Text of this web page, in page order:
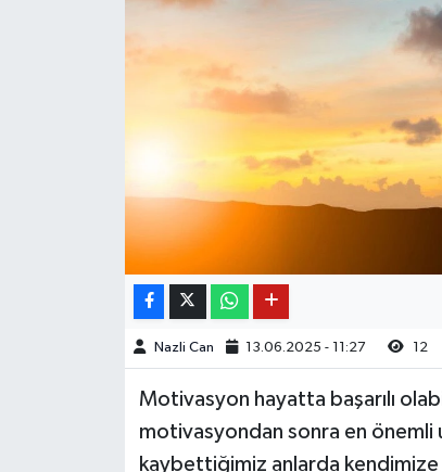
Nazli Can 13.06.2025 - 11:27 12
Motivasyon hayatta başarılı
motivasyondan sonra en önemli
kaybettiğimiz anlarda kendimize